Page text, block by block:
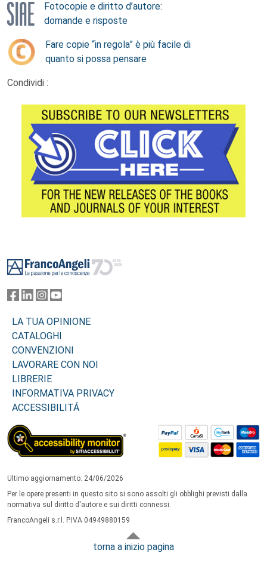
Fotocopie e diritto d’autore:
domande e risposte
Fare copie “in regola” è più facile di
quanto si possa pensare
Condividi :
LA TUA OPINIONE
CATALOGHI
CONVENZIONI
LAVORARE CON NOI
LIBRERIE
INFORMATIVA PRIVACY
ACCESSIBILITÁ
Ultimo aggiornamento: 24/06/2026
Per le opere presenti in questo sito si sono assolti gli obblighi previsti dalla
normativa sul diritto d'autore e sui diritti connessi.
FrancoAngeli s.r.l. P.IVA 04949880159
torna a inizio pagina